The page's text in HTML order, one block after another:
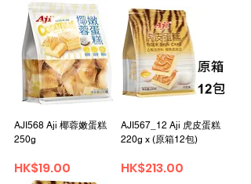
AJI568 Aji 椰蓉嫩蛋糕
250g
Price
HK$19.00
AJI567_12 Aji 虎皮蛋糕
220g x (原箱12包)
Price
HK$213.00